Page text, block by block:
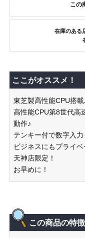
この
在庫のある
ここがオススメ！
東芝製高性能CPU搭載
高性能CPU第8世代高
動作♪
テンキー付で数字入
ビジネスにもプライ
天神店限定！
お早めに！
この商品の特徴